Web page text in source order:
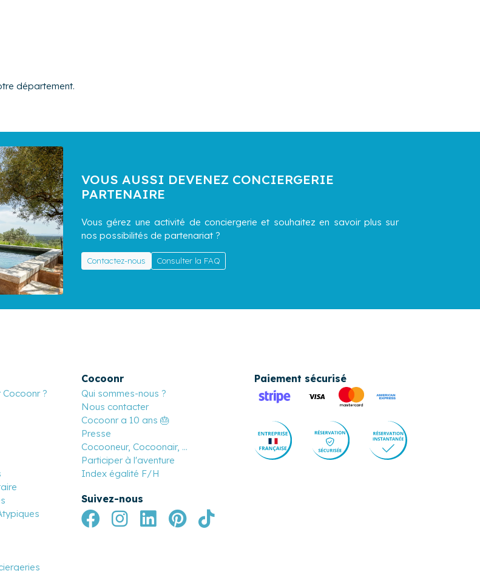
département.
VOUS AUSSI DEVENEZ CONCIERGERIE
PARTENAIRE
Vous gérez une activité de conciergerie et souhaitez en savoir plus sur
nos possibilités de partenariat ?
Contactez-nous Consulter la FAQ
Cocoonr ?
Cocoonr
Qui sommes-nous ?
Nous contacter
Cocoonr a 10 ans 🎂
Presse
Cocooneur, Cocoonair, ...
Participer à l'aventure
Index égalité F/H
Suivez-nous
Paiement sécurisé